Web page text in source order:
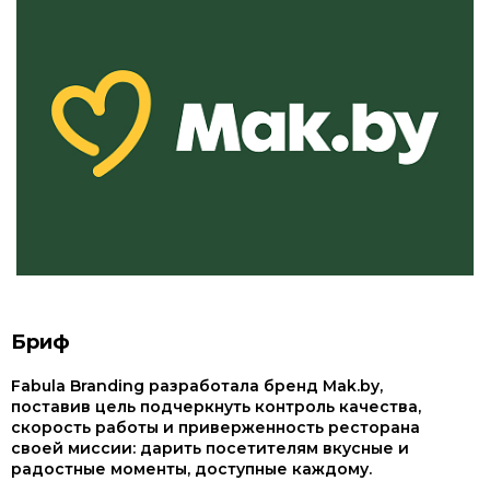
Бриф
Fabula Branding разработала бренд Mak.by,
поставив цель подчеркнуть контроль качества,
скорость работы и приверженность ресторана
своей миссии: дарить посетителям вкусные и
радостные моменты, доступные каждому.